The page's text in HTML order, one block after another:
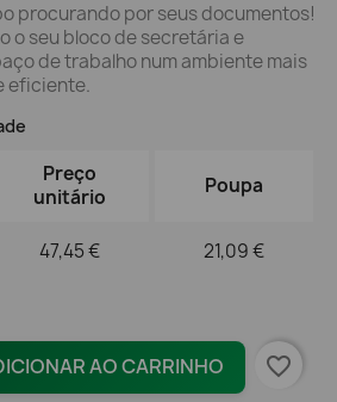
procurando por seus documentos!
o seu bloco de secretária e
de trabalho num ambiente mais
eficiente.
Preço
unitário
Poupa
47,45 € 21,09 €
AO CARRINHO favorite_border